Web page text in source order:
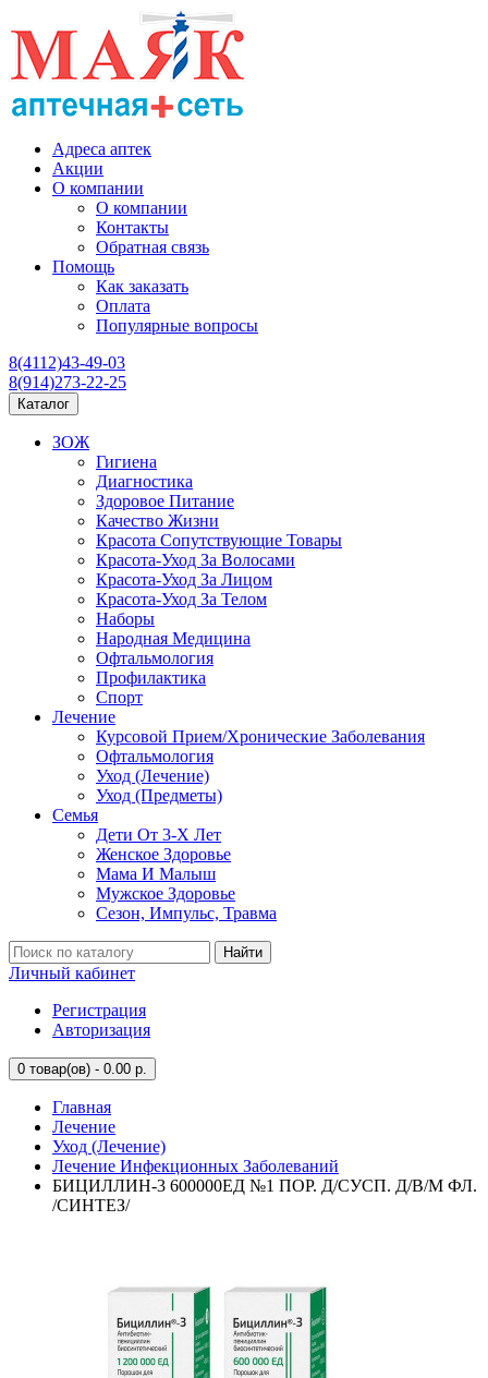
Адреса аптек
Акции
О компании
О компании
Контакты
Обратная связь
Помощь
Как заказать
Оплата
Популярные вопросы
8(4112)43-49-03
8(914)273-22-25
Каталог
ЗОЖ
Гигиена
Диагностика
Здоровое Питание
Качество Жизни
Красота Сопутствующие Товары
Красота-Уход За Волосами
Красота-Уход За Лицом
Красота-Уход За Телом
Наборы
Народная Медицина
Офтальмология
Профилактика
Спорт
Лечение
Курсовой Прием/Хронические Заболевания
Офтальмология
Уход (Лечение)
Уход (Предметы)
Семья
Дети От 3-Х Лет
Женское Здоровье
Мама И Малыш
Мужское Здоровье
Сезон, Импульс, Травма
Найти
Личный кабинет
Регистрация
Авторизация
0 товар(ов) - 0.00 р.
Главная
Лечение
Уход (Лечение)
Лечение Инфекционных Заболеваний
БИЦИЛЛИН-3 600000ЕД №1 ПОР. Д/СУСП. Д/В/М ФЛ.
/СИНТЕЗ/